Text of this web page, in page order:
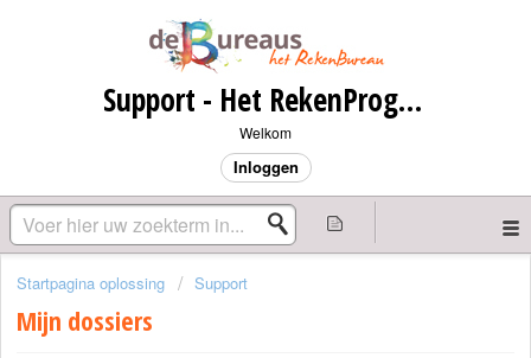
Support - Het RekenProgramma
Welkom
Inloggen
Startpagina oplossing Support
Mijn dossiers